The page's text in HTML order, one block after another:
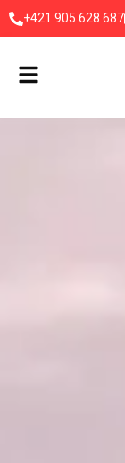
+421 905 628 687